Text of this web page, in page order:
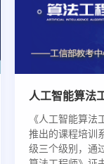
人工智能算法
《人工智能算法
推出的课程培训
级三个级别，通